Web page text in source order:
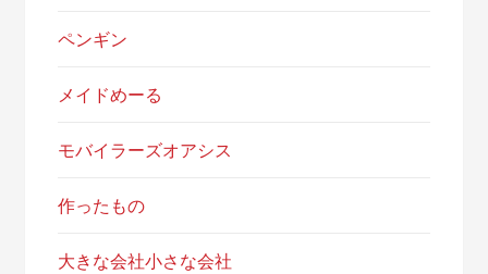
ペンギン
メイドめーる
モバイラーズオアシス
作ったもの
大きな会社小さな会社